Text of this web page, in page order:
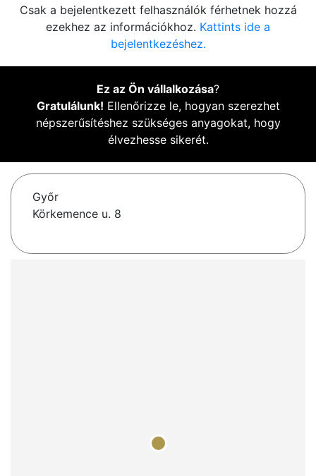
Csak a bejelentkezett felhasználók férhetnek hozzá
ezekhez az információkhoz. Kattints ide a
bejelentkezéshez.
Ez az Ön vállalkozása?
Gratulálunk! Ellenőrizze le, hogyan szerezhet
népszerűsítéshez szükséges anyagokat, hogy
élvezhesse sikerét.
Győr
Körkemence u. 8